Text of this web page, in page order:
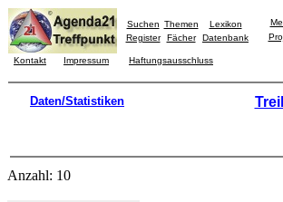
Suchen Themen
Lexikon
Register
Fächer Datenbank
Kontakt Impressum Haftungsausschluss
Daten/Statistiken
Anzahl: 10